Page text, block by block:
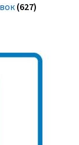
(627)